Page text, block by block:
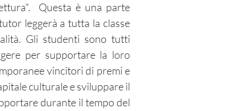
Questa è una parte
leggerà a tutta la classe
Gli studenti sono tutti
per supportare la loro
vincitori di premi e
culturale e sviluppare il
durante il tempo del